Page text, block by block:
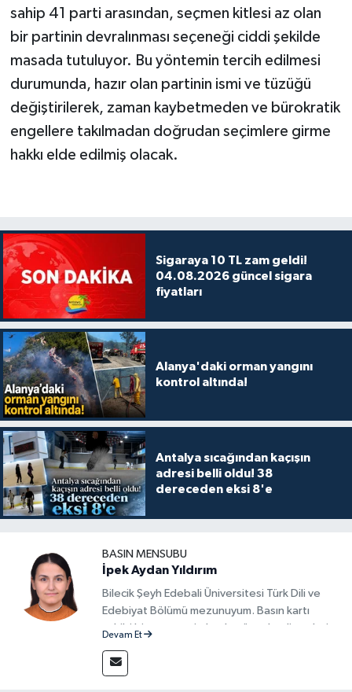
sahip 41 parti arasından, seçmen kitlesi az olan
bir partinin devralınması seçeneği ciddi şekilde
masada tutuluyor. Bu yöntemin tercih edilmesi
durumunda, hazır olan partinin ismi ve tüzüğü
değiştirilerek, zaman kaybetmeden ve bürokratik
engellere takılmadan doğrudan seçimlere girme
hakkı elde edilmiş olacak.
Sigaraya 10 TL zam geldi!
04.08.2026 güncel sigara
fiyatları
Alanya'daki orman yangını
kontrol altında!
Antalya sıcağından kaçışın
adresi belli oldu! 38
dereceden eksi 8'e
BASIN MENSUBU
İpek Aydan Yıldırım
Bilecik Şeyh Edebali Üniversitesi Türk Dili ve
Edebiyat Bölümü mezunuyum. Basın kartı
sahibi bir gazeteci olarak, güncel gelişmeleri
güvenilir ve tarafsız bilgilerle buluşturmayı
amaçlıyorum. Habercilik anlayışımda etik
Devam Et